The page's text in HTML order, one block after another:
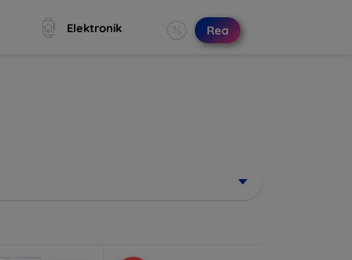
Elektronik Rea